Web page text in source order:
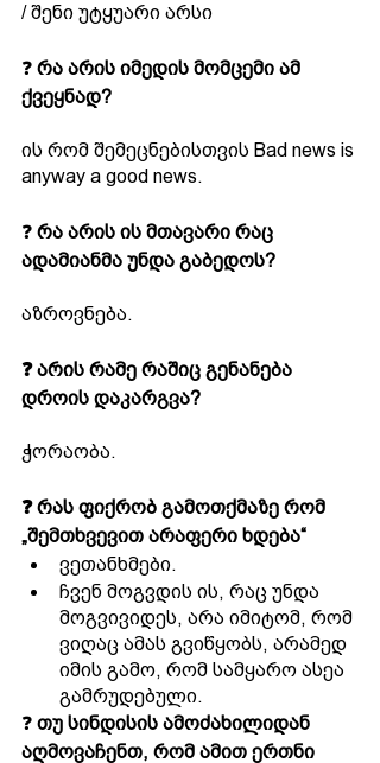
/ შენი უტყუარი არსი
❓ რა არის იმედის მომცემი ამ
ქვეყნად?
ის რომ შემეცნებისთვის Bad news is
anyway a good news.
❓ რა არის ის მთავარი რაც
ადამიანმა უნდა გაბედოს?
აზროვნება.
❓ არის რამე რაშიც გენანება
დროის დაკარგვა?
ჭორაობა.
❓ რას ფიქრობ გამოთქმაზე რომ
„შემთხვევით არაფერი ხდება“
ვეთანხმები.
ჩვენ მოგვდის ის, რაც უნდა
მოგვივიდეს, არა იმიტომ, რომ
ვიღაც ამას გვიწყობს, არამედ
იმის გამო, რომ სამყარო ასეა
გამრუდებული.
❓ თუ სინდისის ამოძახილიდან
აღმოვაჩენთ, რომ ამით ერთნი